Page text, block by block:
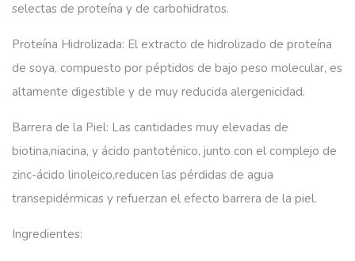
selectas de proteína y de carbohidratos.
Proteína Hidrolizada: El extracto de hidrolizado de proteína
de soya, compuesto por péptidos de bajo peso molecular, es
altamente digestible y de muy reducida alergenicidad.
Barrera de la Piel: Las cantidades muy elevadas de
biotina,niacina, y ácido pantoténico, junto con el complejo de
zinc-ácido linoleico,reducen las pérdidas de agua
transepidérmicas y refuerzan el efecto barrera de la piel.
Ingredientes: